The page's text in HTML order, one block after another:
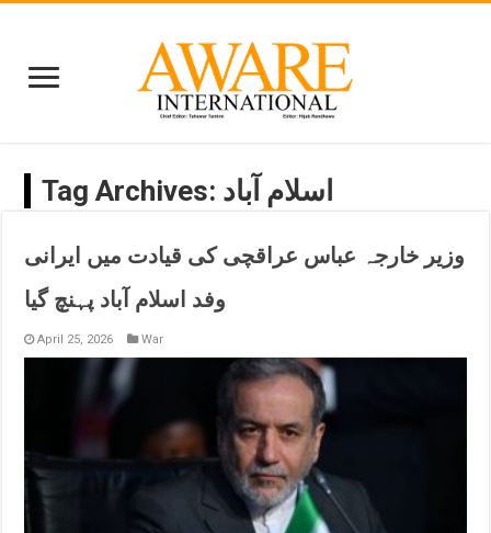
Tag Archives: اسلام آباد
وزیر خارجہ عباس عراقچی کی قیادت میں ایرانی
وفد اسلام آباد پہنچ گیا
April 25, 2026 War